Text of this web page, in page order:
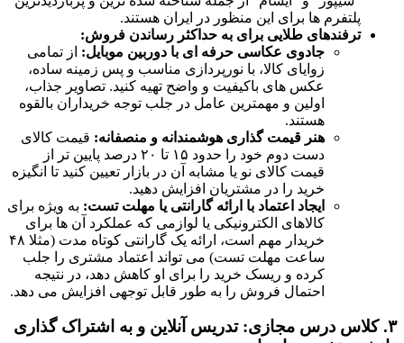
پلتفرم ها برای این منظور در ایران هستند.
ترفندهای طلایی برای به حداکثر رساندن فروش:
جادوی عکاسی حرفه ای با دوربین موبایل: از تمامی
زوایای کالا، با نورپردازی مناسب و پس زمینه ساده،
عکس های باکیفیت و واضح تهیه کنید. تصاویر جذاب،
اولین و مهمترین عامل در جلب توجه خریداران بالقوه
هستند.
هنر قیمت گذاری هوشمندانه و منصفانه: قیمت کالای
دست دوم خود را حدود ۱۵ تا ۲۰ درصد پایین تر از
قیمت کالای نو یا مشابه آن در بازار تعیین کنید تا انگیزه
خرید را در مشتریان افزایش دهید.
ایجاد اعتماد با ارائه گارانتی یا مهلت تست: به ویژه برای
کالاهای الکترونیکی یا لوازمی که عملکرد آن ها برای
خریدار مهم است، ارائه یک گارانتی کوتاه مدت (مثلا ۴۸
ساعت مهلت تست) می تواند اعتماد مشتری را جلب
کرده و ریسک خرید را برای او کاهش دهد، در نتیجه
احتمال فروش را به طور قابل توجهی افزایش می دهد.
۳. کلاس درس مجازی: تدریس آنلاین و به اشتراک گذاری